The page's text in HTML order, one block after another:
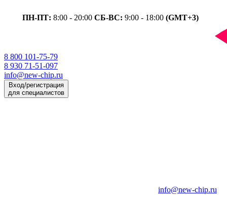
ПН-ПТ: 8:00 - 20:00 СБ-ВС: 9:00 - 18:00 (GMT+3)
8 800 101-75-79
8 930 71-51-097
info@new-chip.ru
Вход/регистрация
для специалистов
info@new-chip.ru